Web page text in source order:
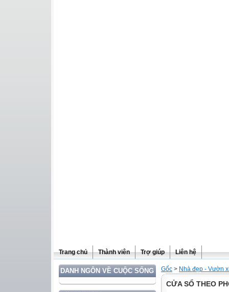
Trang chủ Thành viên Trợ giúp Liên hệ
DANH NGÔN VỀ CUỘC SỐNG Gốc > Nhà đẹp - Vườn
CỬA SỔ THEO